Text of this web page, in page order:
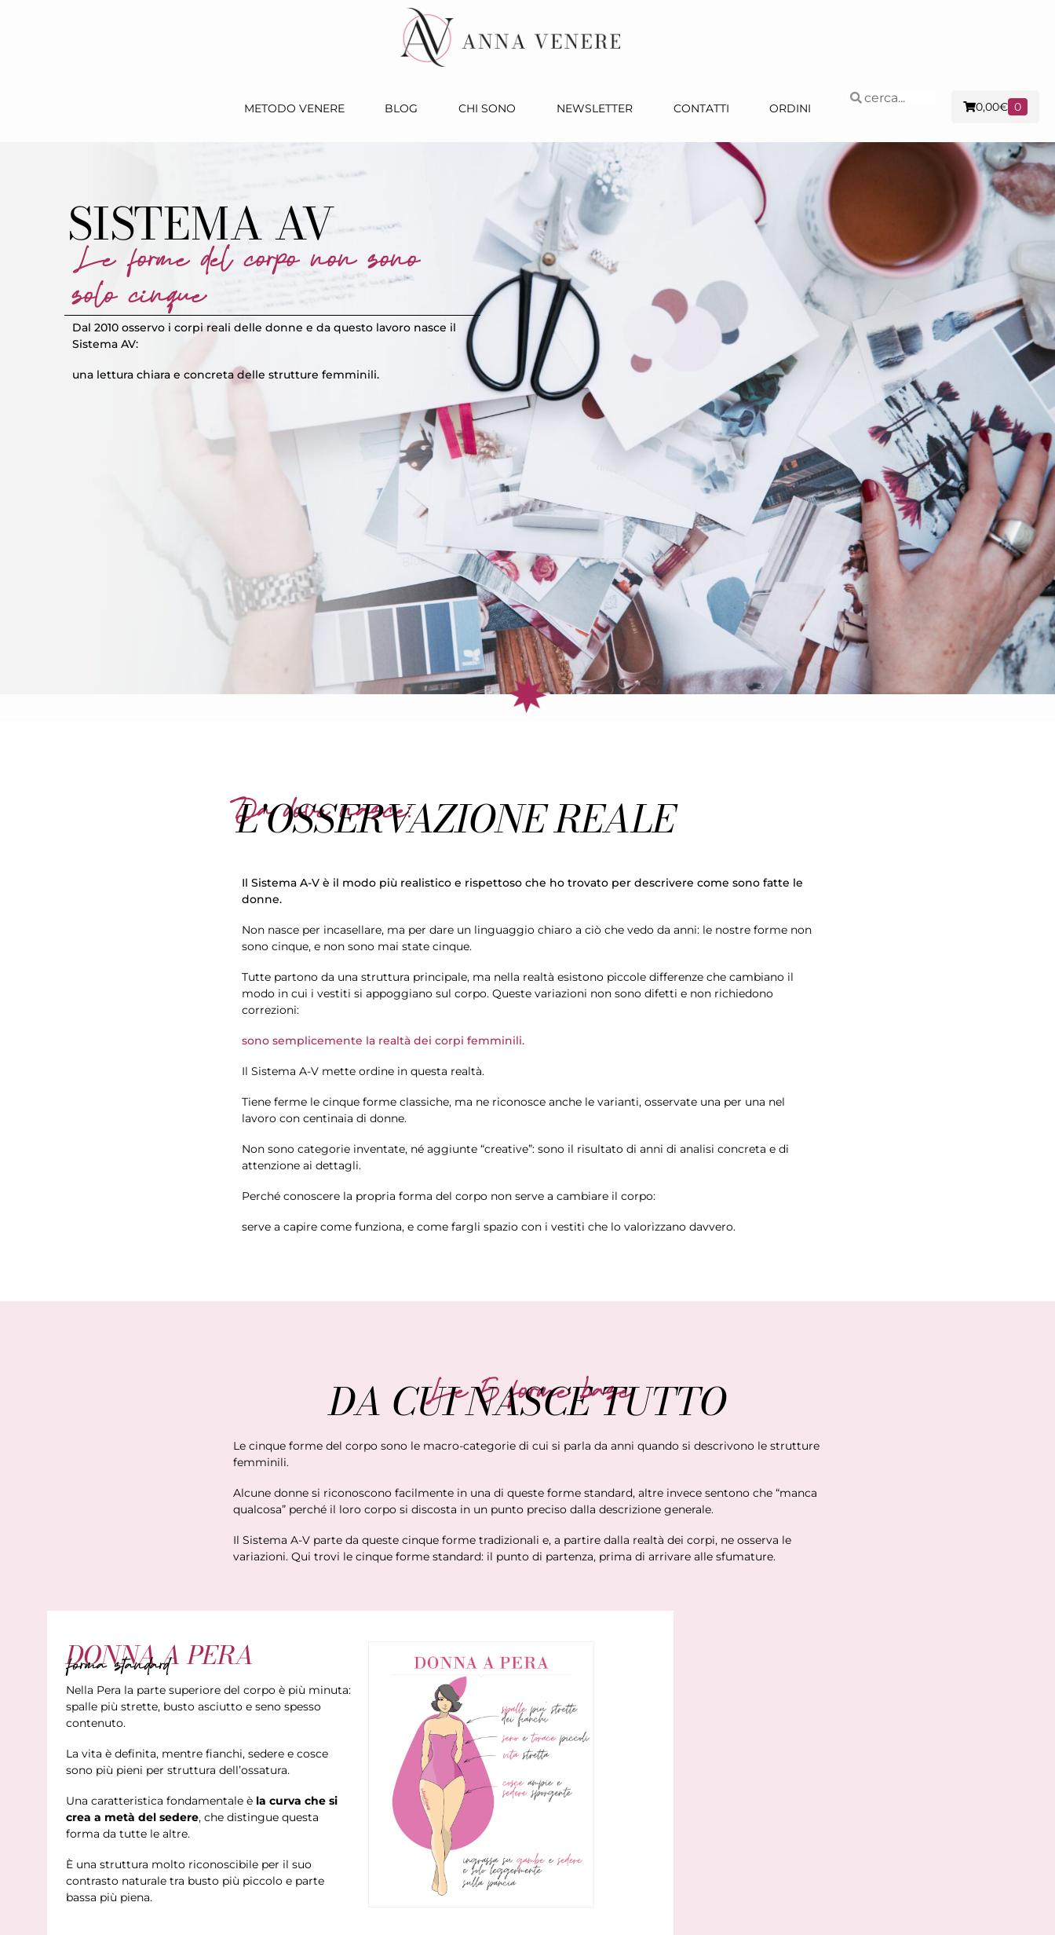
METODO VENERE BLOG CHI SONO NEWSLETTER CONTATTI ORDINI 0,00€ 0
SISTEMA AV
Le forme del corpo non sono
solo cinque.
Dal 2010 osservo i corpi reali delle donne e da questo lavoro nasce il
Sistema AV:
una lettura chiara e concreta delle strutture femminili.
Da dove nasce:
L'OSSERVAZIONE REALE
Il Sistema A-V è il modo più realistico e rispettoso che ho trovato per descrivere come sono fatte le
donne.
Non nasce per incasellare, ma per dare un linguaggio chiaro a ciò che vedo da anni: le nostre forme non
sono cinque, e non sono mai state cinque.
Tutte partono da una struttura principale, ma nella realtà esistono piccole differenze che cambiano il
modo in cui i vestiti si appoggiano sul corpo. Queste variazioni non sono difetti e non richiedono
correzioni:
sono semplicemente la realtà dei corpi femminili.
Il Sistema A-V mette ordine in questa realtà.
Tiene ferme le cinque forme classiche, ma ne riconosce anche le varianti, osservate una per una nel
lavoro con centinaia di donne.
Non sono categorie inventate, né aggiunte “creative”: sono il risultato di anni di analisi concreta e di
attenzione ai dettagli.
Perché conoscere la propria forma del corpo non serve a cambiare il corpo:
serve a capire come funziona, e come fargli spazio con i vestiti che lo valorizzano davvero.
Le 5 forme base
DA CUI NASCE TUTTO
Le cinque forme del corpo sono le macro-categorie di cui si parla da anni quando si descrivono le strutture
femminili.
Alcune donne si riconoscono facilmente in una di queste forme standard, altre invece sentono che “manca
qualcosa” perché il loro corpo si discosta in un punto preciso dalla descrizione generale.
Il Sistema A-V parte da queste cinque forme tradizionali e, a partire dalla realtà dei corpi, ne osserva le
variazioni. Qui trovi le cinque forme standard: il punto di partenza, prima di arrivare alle sfumature.
DONNA A PERA
forma standard
Nella Pera la parte superiore del corpo è più minuta:
spalle più strette, busto asciutto e seno spesso
contenuto.
La vita è definita, mentre fianchi, sedere e cosce
sono più pieni per struttura dell’ossatura.
Una caratteristica fondamentale è la curva che si
crea a metà del sedere, che distingue questa
forma da tutte le altre.
È una struttura molto riconoscibile per il suo
contrasto naturale tra busto più piccolo e parte
bassa più piena.